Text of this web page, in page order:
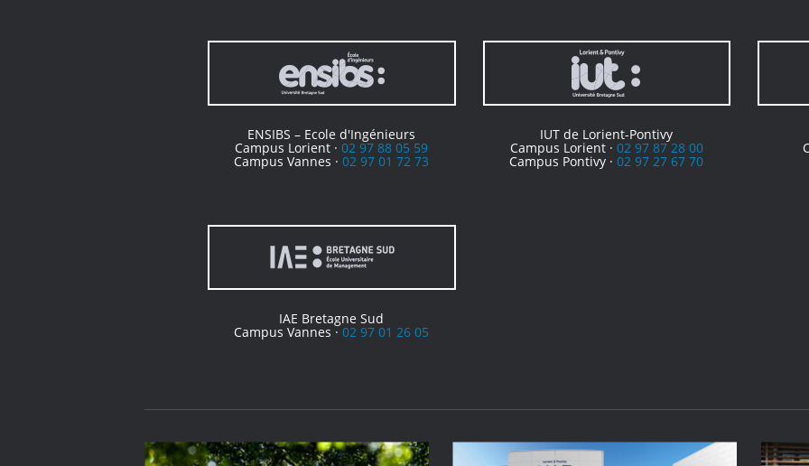
ENSIBS – Ecole d'Ingénieurs
Campus Lorient ·02 97 88 05 59
Campus Vannes ·02 97 01 72 73
IUT de Lorient-Pontivy
Campus Lorient · 02 97 87 28 00
Campus Pontivy ·02 97 27 67 70
IAE Bretagne Sud
Campus Vannes ·02 97 01 26 05